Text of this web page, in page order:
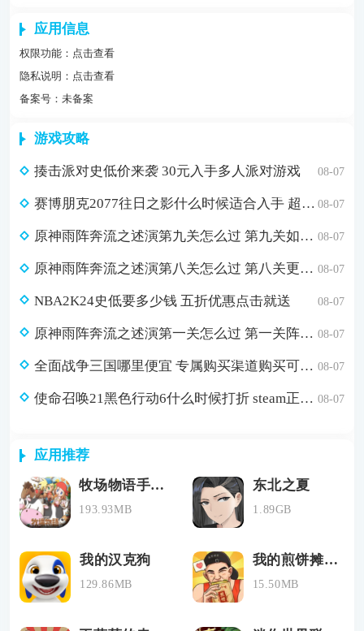
应用信息
权限功能： 点击查看
隐私说明： 点击查看
备案号：未备案
游戏攻略
揍击派对史低价来袭 30元入手多人派对游戏 08-07
赛博朋克2077往日之影什么时候适合入手 超值折扣98元入手方法介绍 08-07
原神雨阵奔流之述演第九关怎么过 第九关如从山间落下的雨滴通关攻略 08-07
原神雨阵奔流之述演第八关怎么过 第八关更多火力更少损伤通关攻略 08-07
NBA2K24史低要多少钱 五折优惠点击就送 08-07
原神雨阵奔流之述演第一关怎么过 第一关阵线的形成通关攻略 08-07
全面战争三国哪里便宜 专属购买渠道购买可省179元 08-07
使命召唤21黑色行动6什么时候打折 steam正版游戏低价购买渠道分享 08-07
应用推荐
牧场物语手机版下载
193.93MB
东北之夏
1.89GB
我的汉克狗
129.86MB
我的煎饼摊无广告版
15.50MB